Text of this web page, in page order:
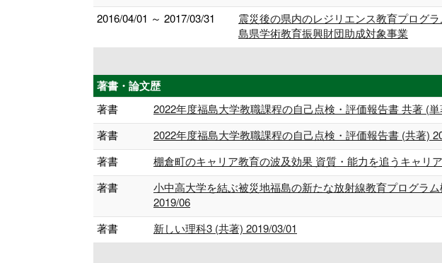
2016/04/01 ～ 2017/03/31
震災後の県内のレジリエンス教育プログ
島県学術教育振興財団助成対象事業
著書・論文歴
著書
2022年度福島大学教職課程の自己点検・評価報告書 共著 (単
著書
2022年度福島大学教職課程の自己点検・評価報告書 (共著)
著書
棚倉町のキャリア教育の波及効果 資質・能力を追うキャリ
著書
小中高大学を結ぶ被災地福島の新たな放射線教育プログラ
2019/06
著書
新しい理科3 (共著) 2019/03/01